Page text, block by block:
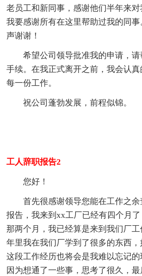
老员工和新同事，感谢他们半年来对
我要感谢所有在这里帮助过我的同
声谢谢！
希望公司领导批准我的申请，
手续。在我正式离开之前，我会认
每一份工作。
祝公司蓬勃发展，前程似锦。
工人辞职报告2
您好！
首先很感谢领导您能在工作之
报告，我来到xx工厂已经有四个月
那两个月，我已经算是来到我们厂
年里我在我们厂学到了很多的东西，
这段工作经历也将会是我难以忘记
因为想通了一些事，思考了很久，